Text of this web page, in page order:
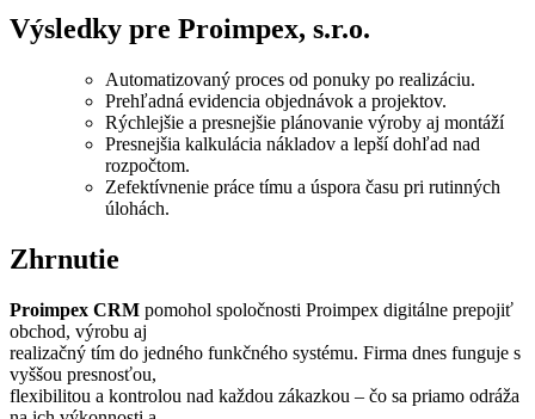
Výsledky pre Proimpex, s.r.o.
Automatizovaný proces od ponuky po realizáciu.
Prehľadná evidencia objednávok a projektov.
Rýchlejšie a presnejšie plánovanie výroby aj montáží
Presnejšia kalkulácia nákladov a lepší dohľad nad
rozpočtom.
Zefektívnenie práce tímu a úspora času pri rutinných
úlohách.
Zhrnutie
Proimpex CRM pomohol spoločnosti Proimpex digitálne prepojiť
obchod, výrobu aj
realizačný tím do jedného funkčného systému. Firma dnes funguje s
vyššou presnosťou,
flexibilitou a kontrolou nad každou zákazkou – čo sa priamo odráža